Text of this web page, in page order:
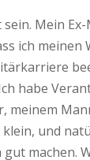
Mein
ich meinen
habe
meinem
und
machen.